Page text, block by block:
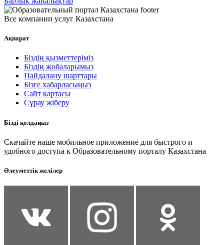
Все компании услуг Казахстана
Ақпарат
Біздің қызметтеріміз
Біздің жобаларымыз
Пайдалану шарттары
Бізге хабарласыңыз
Сайт картасы
Сұрау жіберу
Бізді қолдаңыз
Скачайте наше мобильное приложение для быстрого и
удобного доступа к Образовательному порталу Казахстана
Әлеуметтік желілер